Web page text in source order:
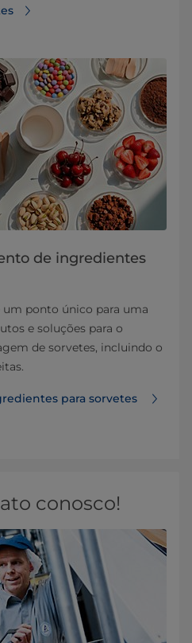
de ingredientes
um ponto único para uma
e soluções para o
de sorvetes, incluindo o
para sorvetes
conosco!